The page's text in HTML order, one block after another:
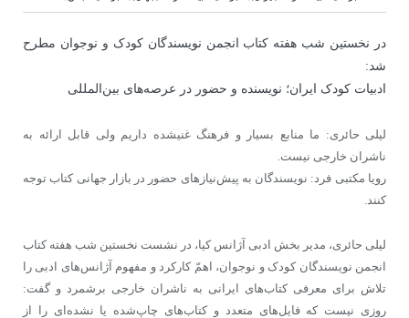
در نخستین شب هفته کتاب انجمن نویسندگان کودک و نوجوان مطرح
شد:
ادبیات کودک ایران؛ نویسنده و حضور در عرصه‌های بین‌المللی
لیلی حائری: ما منابع بسیار و فرهنگ غنی‎شده داریم ولی قابل ارائه به
ناشران خارجی نیست.
رویا مکتبی فرد: نویسندگان به پیش‌نیازهای حضور در بازار جهانی کتاب توجه
کنند.
لیلی حائری، مدیر بخش ادبی آژانس کیا، در نشست نخستین شب هفته کتاب
انجمن نویسندگان کودک و نوجوان، اهمّ کارکرد و مفهوم آژانس‌های ادبی را
تلاش برای معرفی کتاب‌های ایرانی به ناشران خارجی برشمرد و گفت:
روزی نیست که فایل‌های متعدد و کتاب‌های چاپ‌شده یا نشده‌ای را از